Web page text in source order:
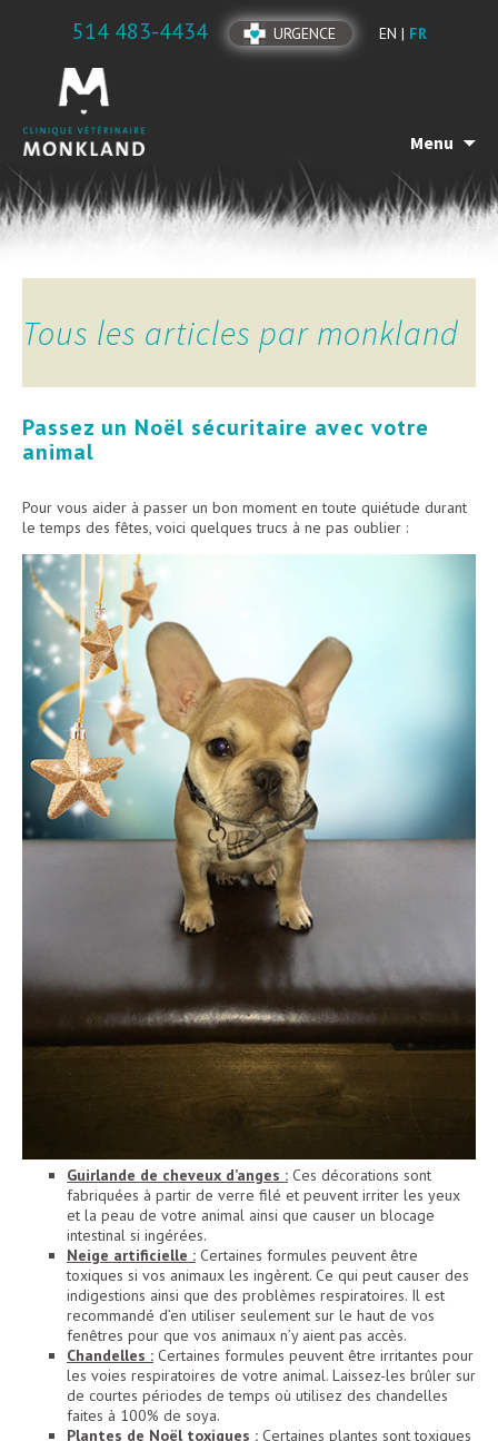
514 483-4434 URGENCE EN | FR
Menu
Tous les articles par monkland
Passez un Noël sécuritaire avec votre
animal
Pour vous aider à passer un bon moment en toute quiétude durant
le temps des fêtes, voici quelques trucs à ne pas oublier :
Guirlande de cheveux d’anges : Ces décorations sont
fabriquées à partir de verre filé et peuvent irriter les yeux
et la peau de votre animal ainsi que causer un blocage
intestinal si ingérées.
Neige artificielle : Certaines formules peuvent être
toxiques si vos animaux les ingèrent. Ce qui peut causer des
indigestions ainsi que des problèmes respiratoires. Il est
recommandé d’en utiliser seulement sur le haut de vos
fenêtres pour que vos animaux n’y aient pas accès.
Chandelles : Certaines formules peuvent être irritantes pour
les voies respiratoires de votre animal. Laissez-les brûler sur
de courtes périodes de temps où utilisez des chandelles
faites à 100% de soya.
Plantes de Noël toxiques : Certaines plantes sont toxiques